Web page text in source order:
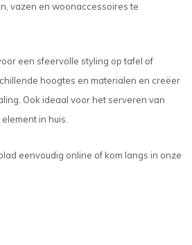
vazen en woonaccessoires te
een sfeervolle styling op tafel of
hoogtes en materialen en creëer
Ook ideaal voor het serveren van
in huis.
eenvoudig online of kom langs in onze